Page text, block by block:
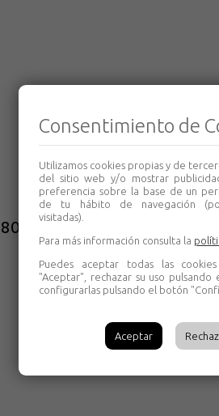
Gorilla
Consentimiento de
Utilizamos cookies propias y de
del sitio web y/o mostrar
preferencia sobre la base de un
de tu hábito de navegación
visitadas).
Para más información consulta la
Puedes aceptar todas las
"Aceptar", rechazar su uso pulsando
configurarlas pulsando el botón
Aceptar